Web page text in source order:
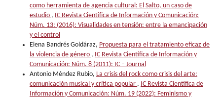
como herramienta de agencia cultural: El Salto, un caso de
estudio , IC Revista Científica de Información y Comunicación:
Núm. 13: (2016): Visualidades en tensión: entre la emancipación
y el control
Elena Bandrés Goldáraz, Propuesta para el tratamiento eficaz de
la violencia de género , IC Revista Científica de Información y
Comunicación: Núm. 8 (2011): IC – Journal
Antonio Méndez Rubio, La crisis del rock como crisis del arte:
comunicación musical y crítica popular , IC Revista Científica de
Información y Comunicación: Núm. 19 (2022): Feminismo y